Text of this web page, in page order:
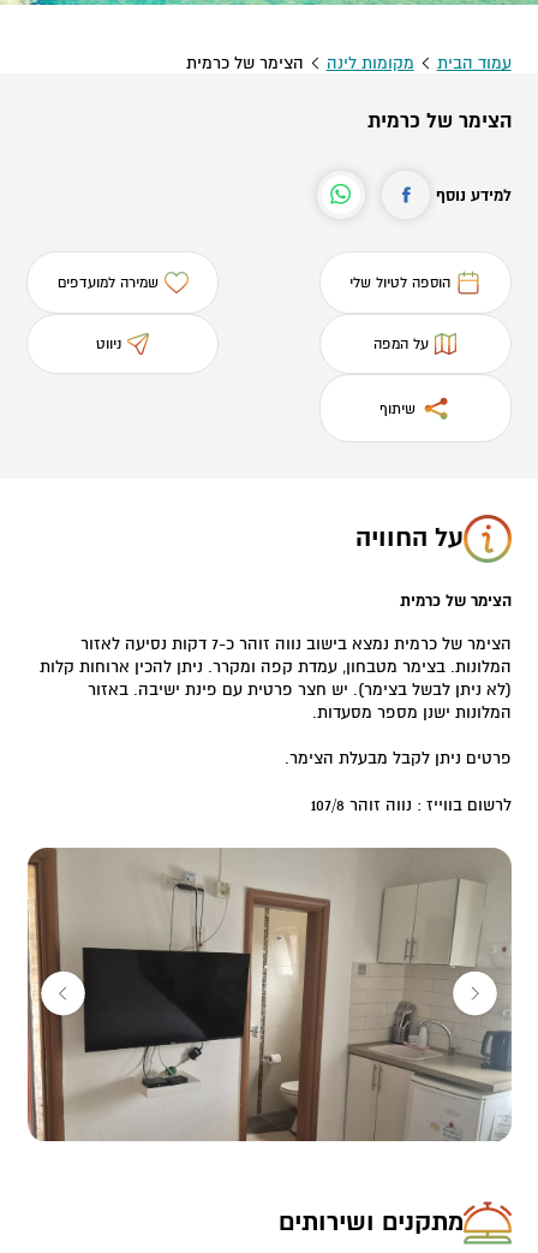
עמוד הבית מקומות לינה הצימר של כרמית
הצימר של כרמית
למידע נוסף
הוספה לטיול שלי שמירה למועדפים
על המפה ניווט
שיתוף
על החוויה
הצימר של כרמית
הצימר של כרמית נמצא בישוב נווה זוהר כ-7 דקות נסיעה לאזור
המלונות. בצימר מטבחון, עמדת קפה ומקרר. ניתן להכין ארוחות קלות
(לא ניתן לבשל בצימר). יש חצר פרטית עם פינת ישיבה. באזור
המלונות ישנן מספר מסעדות.
פרטים ניתן לקבל מבעלת הצימר.
לרשום בווייז : נווה זוהר 107/8
מתקנים ושירותים